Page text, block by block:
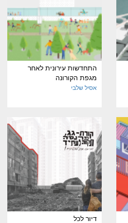
התחדשות עירונית לאחר
מגפת הקורונה
אסיל שלבי
דיור לכל